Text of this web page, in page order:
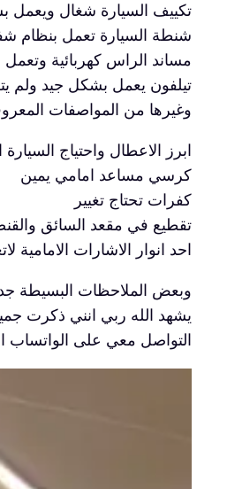
تكييف السيارة شغال ويعمل
شنطة السيارة تعمل بنظام
مساند الراس كهربائية
تيلفون يعمل بشكل جيد ولم
وغيرها من المواصفات
ابرز الاعطال واحتياج السيارة
كرسي مساعد امامي يمين
كفرات تحتاج تغيير
تقطيع في مقعد السائق
احد انوار الاشارات الامامية
وبعض الملاحظات البسيطة
يشهد الله ربي انني ذكرت
التواصل معي على الواتساب